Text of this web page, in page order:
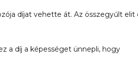
díjat vehette át. Az összegyűlt
a díj a képességet ünnepli, hogy